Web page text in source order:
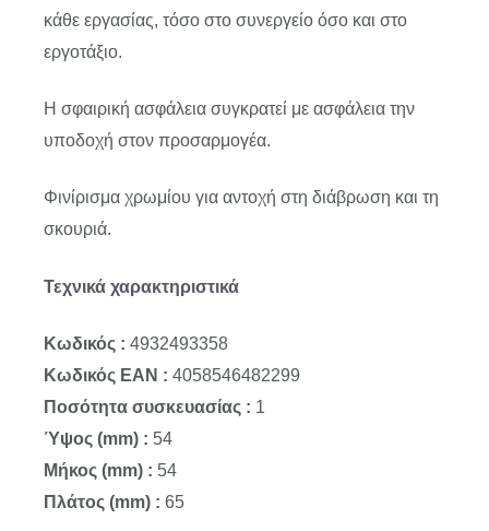
κάθε εργασίας, τόσο στο συνεργείο όσο και στο
εργοτάξιο.
Η σφαιρική ασφάλεια συγκρατεί με ασφάλεια την
υποδοχή στον προσαρμογέα.
Φινίρισμα χρωμίου για αντοχή στη διάβρωση και τη
σκουριά.
Τεχνικά χαρακτηριστικά
Κωδικός : 4932493358
Κωδικός EAN : 4058546482299
Ποσότητα συσκευασίας : 1
Ύψος (mm) : 54
Μήκος (mm) : 54
Πλάτος (mm) : 65